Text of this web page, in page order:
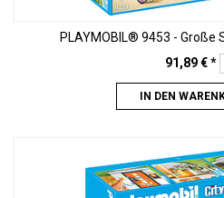
PLAYMOBIL® 9453 - Große
91,89€*
IN DEN